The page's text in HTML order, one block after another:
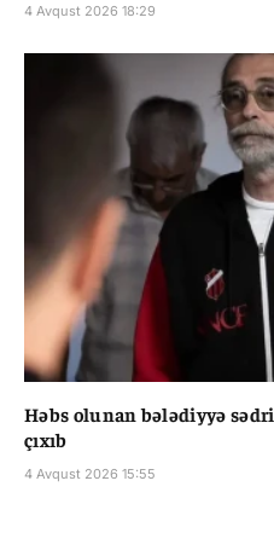
4 Avqust 2026 18:29
Həbs olunan bələdiyyə
çıxıb
4 Avqust 2026 15:55